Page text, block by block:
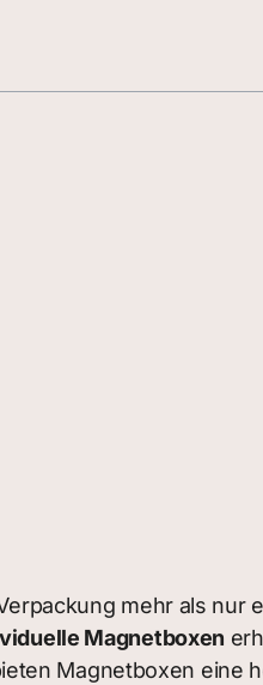
mehr als nur
Magnetboxen
Magnetboxen eine